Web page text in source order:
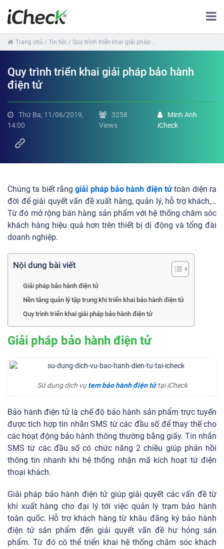
Trang chủ / Tin tức / Quy trình triển khai giải pháp...
Quy trình triển khai giải pháp bảo hành
điện tử
Thứ Ba, 11/06/2019,
14:00
3258
Views
Minh Anh
iCheck
Chúng ta biết rằnggiải pháp bảo hành điện tửtoàn diện ra
đời để giải quyết vấn đề xuất hàng, quản lý, hỗ trợ khách,…
Từ đó mở rộng bán hàng sản phẩm với hệ thống chăm sóc
khách hàng hiệu quả hơn trên thiết bị di động và tổng đài
doanh nghiệp.
Nội dung bài viết
Giải pháp bảo hành điện tử
Nền tảng quản lý tập trung khi triển khai bảo hành điện tử
Quy trình triển khai giải pháp bảo hành điện tử
Giải pháp bảo hành điện tử
Sử dụng dịch vụtem bảo hành điện tửtại iCheck
Bảo hành điện tử là chế độ bảo hành sản phẩm trực tuyến
được tích hợp tin nhắn SMS từ các đầu số để thay thế cho
các hoạt động bảo hành thông thường bằng giấy. Tin nhắn
SMS từ các đầu số có chức năng 2 chiều giúp phản hồi
thông tin nhanh khi hệ thống nhận mã kích hoạt từ điện
thoại khách.
Giải pháp bảo hành điện tử giúp giải quyết các vấn đề từ
khi xuất hàng cho đại lý tới việc quản lý trạm bảo hành
toàn quốc. Hỗ trợ khách hàng từ khâu đăng ký bảo hành
điện tử sản phẩm đến giải quyết vấn đề hư hỏng sản
phẩm. Từ đó có thể triển khai hệ thống chăm sóc khách